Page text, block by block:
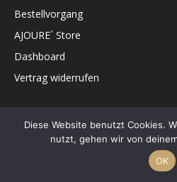
Bestellvorgang
AJOURE´ Store
Dashboard
Vertrag widerrufen
Informationen
Diese Website benutzt Cookies.
nutzt, gehen wir von
OK